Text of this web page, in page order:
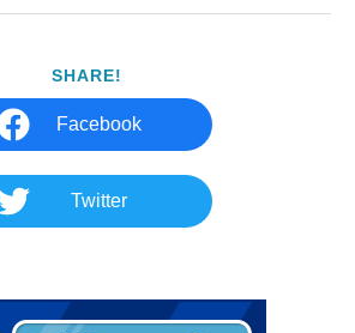
SHARE!
Facebook
Twitter